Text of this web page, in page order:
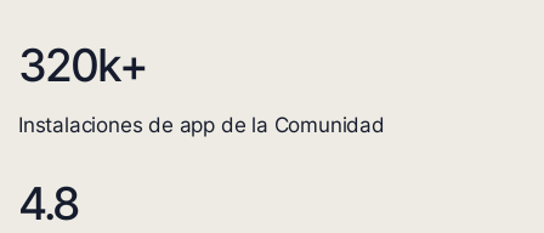
320k+
Instalaciones de app de la Comunidad
4.8